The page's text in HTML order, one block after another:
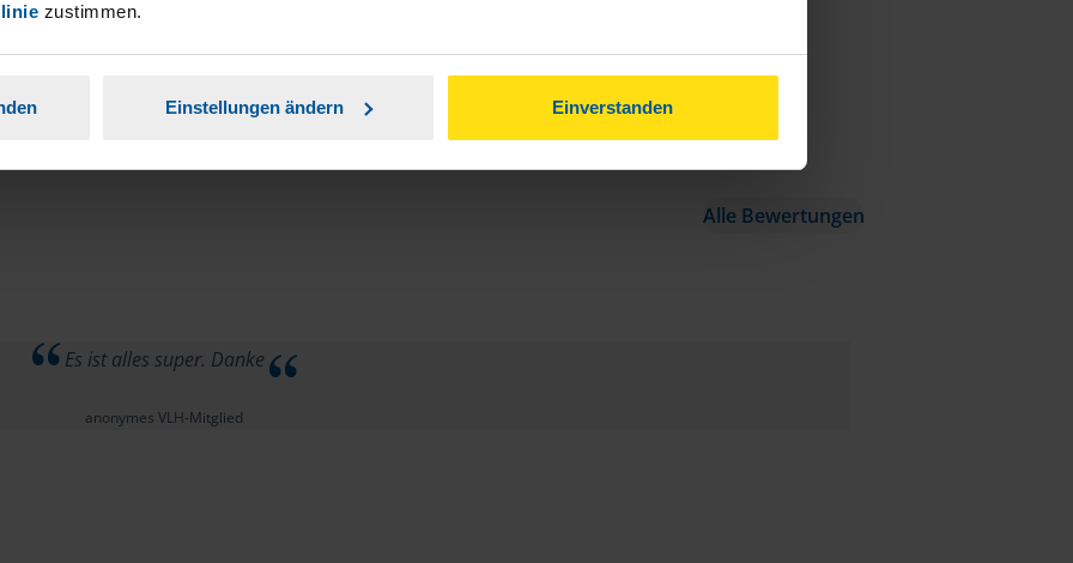
zustimmen.
Einstellungen ändern Einverstanden
Alle Bewertungen
Es ist alles super. Danke
anonymes VLH-Mitglied